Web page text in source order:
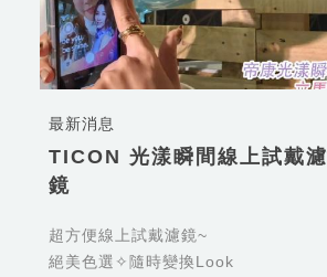
最新消息
TICON 光漾瞬間線上試戴濾
鏡
超方便線上試戴濾鏡~
絕美色選✧隨時變換Look